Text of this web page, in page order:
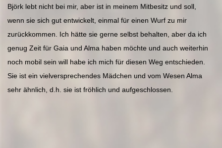
Björk lebt nicht bei mir, aber ist in meinem Mitbesitz und soll,
wenn sie sich gut entwickelt, einmal für einen Wurf zu mir
zurückkommen. Ich hätte sie gerne selbst behalten, aber da ich
genug Zeit für Gaia und Alma haben möchte und auch weiterhin
noch mobil sein will habe ich mich für diesen Weg entschieden.
Sie ist ein vielversprechendes Mädchen und vom Wesen Alma
sehr ähnlich, d.h. sie ist fröhlich und aufgeschlossen.